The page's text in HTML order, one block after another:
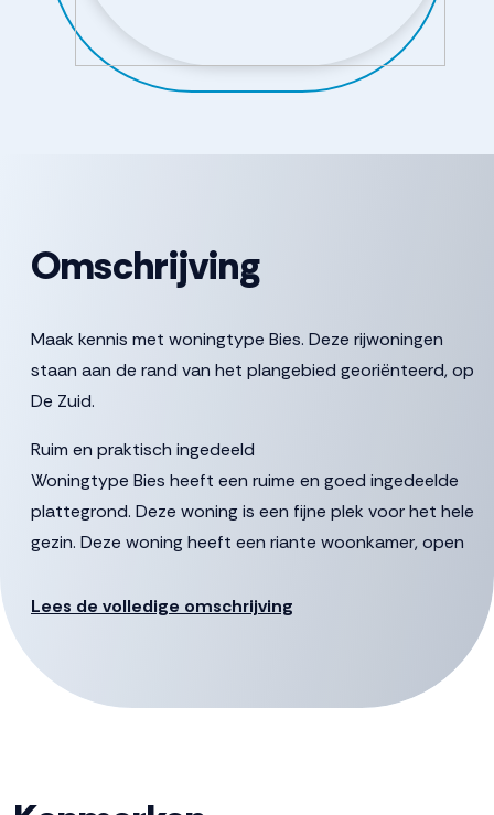
Omschrijving
Maak kennis met woningtype Bies. Deze rijwoningen
staan aan de rand van het plangebied georiënteerd, op
De Zuid.
Ruim en praktisch ingedeeld
Woningtype Bies heeft een ruime en goed ingedeelde
plattegrond. Deze woning is een fijne plek voor het hele
gezin. Deze woning heeft een riante woonkamer, open
naar eigen smaak in te richten. Nog meer ruimte nodig?
Eerste en tweede verdieping
Op de eerste verdieping zijn drie ruime slaapkamers,
uiteraard aan te passen naar jouw smaak en wensen.
Lees de volledige omschrijving